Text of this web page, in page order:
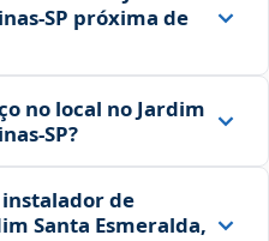
próxima de
no local no Jardim
de
Santa Esmeralda,